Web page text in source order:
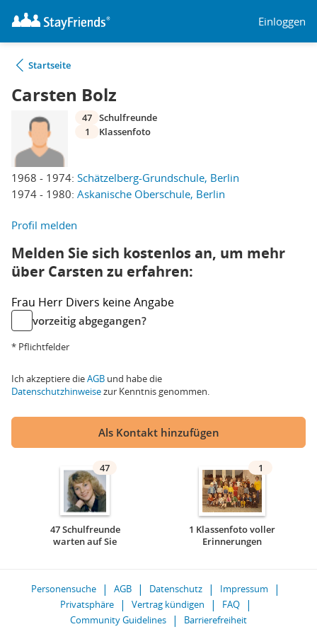
Einloggen
Startseite
Carsten Bolz
1968 - 1974: Schätzelberg-Grundschule, Berlin
1974 - 1980: Askanische Oberschule, Berlin
47 Schulfreunde
1
Klassenfoto
Profil melden
Melden Sie sich kostenlos an, um mehr
über Carsten zu erfahren:
Frau Herr Divers keine Angabe
vorzeitig abgegangen?
* Pflichtfelder
Ich akzeptiere dieAGB und habe die
Datenschutzhinweisezur Kenntnis genommen.
Als Kontakt hinzufügen
47
47 Schulfreunde
warten auf Sie
1
1 Klassenfoto voller
Erinnerungen
Personensuche AGB Datenschutz
Impressum
Privatsphäre
Vertrag kündigen
FAQ
Community Guidelines
Barrierefreiheit